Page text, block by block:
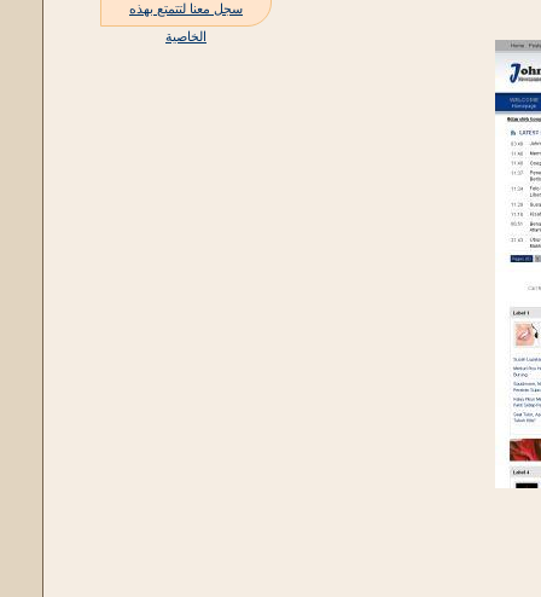
سجل معنا لتتمتع بهذه
الخاصية